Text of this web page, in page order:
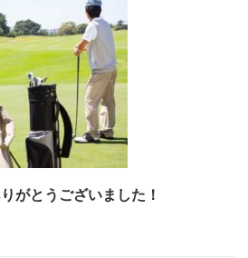
がとうございました！